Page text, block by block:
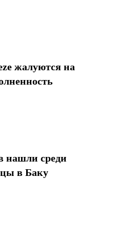
жалуются на
нашли среди
в Баку